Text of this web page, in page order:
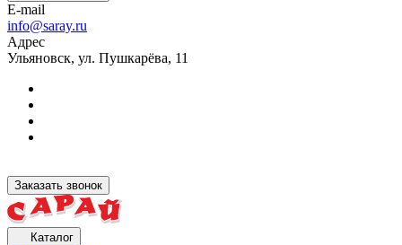
E-mail
info@saray.ru
Адрес
Ульяновск, ул. Пушкарёва, 11
Заказать звонок
Каталог